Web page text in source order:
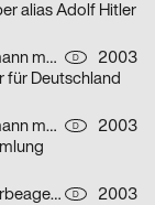
alias Adolf Hitler
Fons Hickmann m23, Klaus Hesse D
2003
für Deutschland
Fons Hickmann m23 D
2003
Publicis Werbeagentur GmbH D
2003